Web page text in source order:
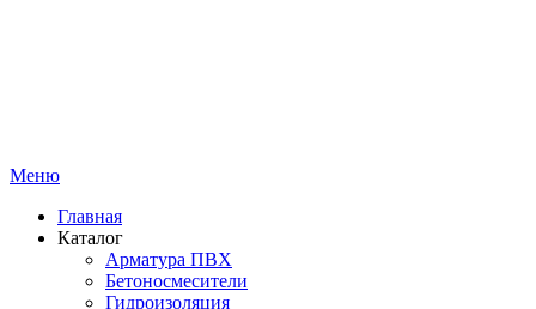
Меню
Главная
Каталог
Арматура ПВХ
Бетоносмесители
Гидроизоляция